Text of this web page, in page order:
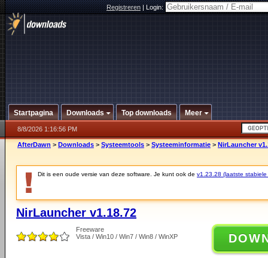
Registreren|Login:
Startpagina Downloads Top downloads Meer
8/8/2026 1:16:56 PM
AfterDawn > Downloads > Systeemtools > Systeeminformatie > NirLauncher
Dit is een oude versie van deze software. Je kunt ook de v1.23.28 (laatste stabiele
NirLauncher v1.18.72
Freeware
Vista / Win10 / Win7 / Win8 / WinXP